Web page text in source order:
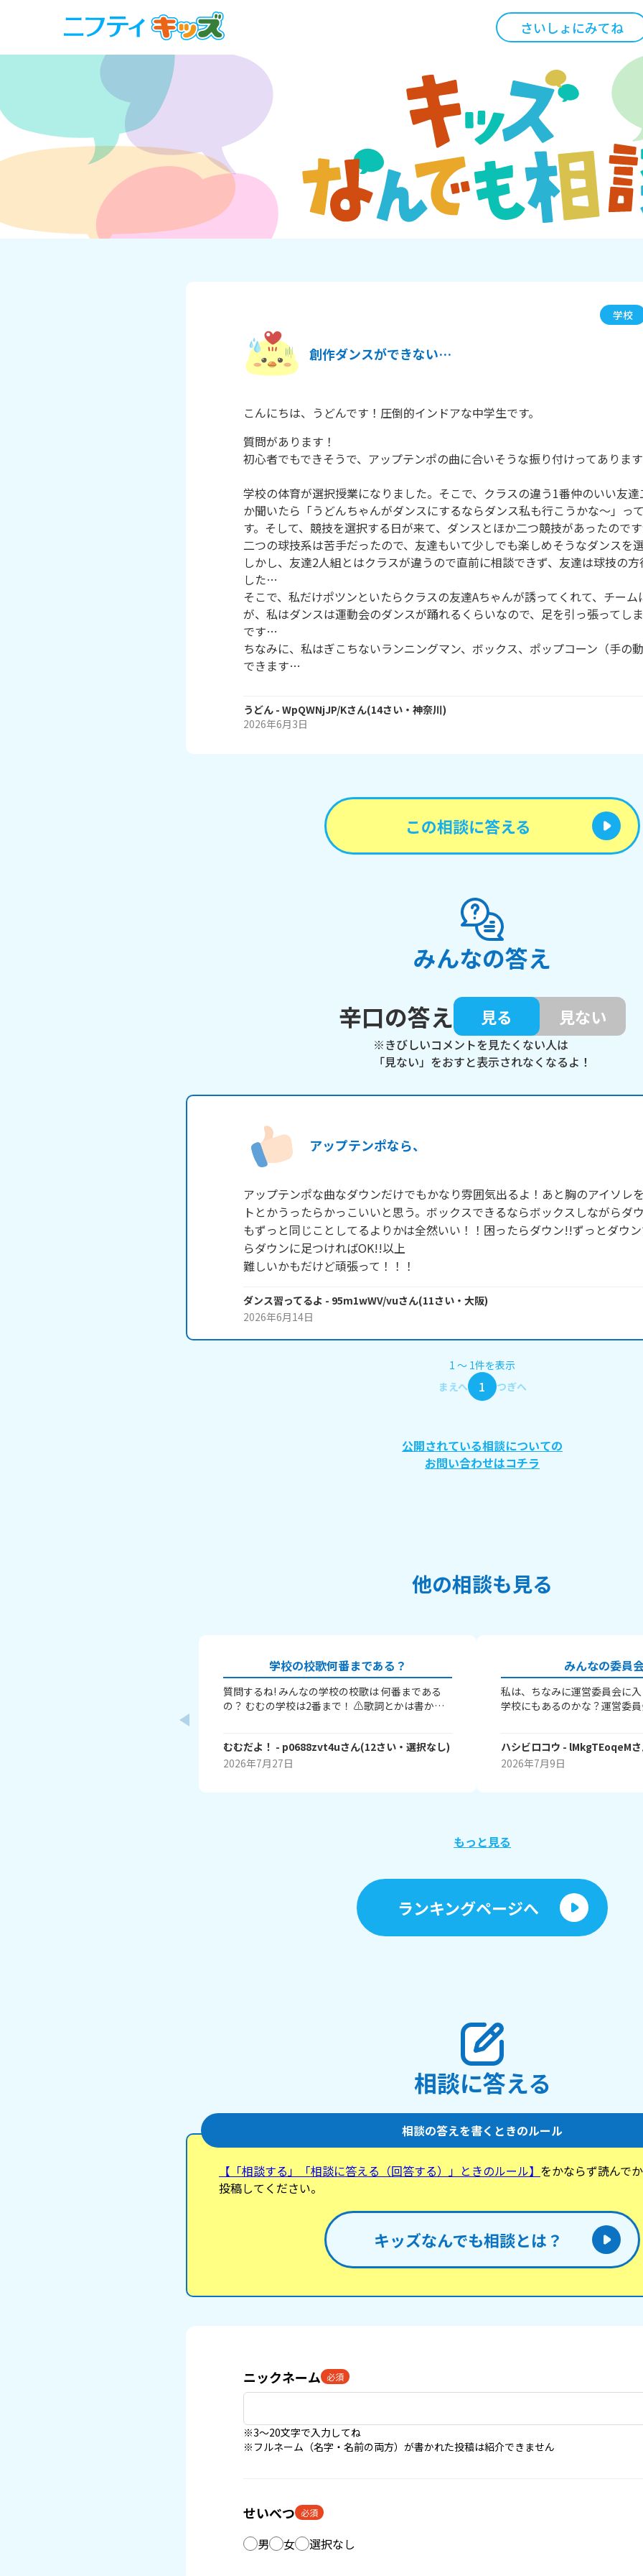
さいしょにみてね
学校
創作ダンスができない…
こんにちは、うどんです！圧倒的インドアな中学生です。
質問があります！
初心者でもできそうで、アップテンポの曲に合いそうな振り付けってありま
学校の体育が選択授業になりました。そこで、クラスの違う1番仲のいい友
か聞いたら「うどんちゃんがダンスにするならダンス私も行こうかな～」っ
す。そして、競技を選択する日が来て、ダンスとほか二つ競技があったので
二つの球技系は苦手だったので、友達もいて少しでも楽しめそうなダンスを選
しかし、友達2人組とはクラスが違うので直前に相談できず、友達は球技の方
した…
そこで、私だけポツンといたらクラスの友達Aちゃんが誘ってくれて、チーム
が、私はダンスは運動会のダンスが踊れるくらいなので、足を引っ張ってし
です…
ちなみに、私はぎこちないランニングマン、ボックス、ポップコーン（手の
うどん - WpQWNjJP/Kさん(14さい・ 神奈川)
2026年6月3日
この相談に答える
みんなの答え
辛口の答え
見る 見ない
※きびしいコメントを見たくない人は
「見ない」をおすと表示されなくなるよ！
アップテンポなら、
アップテンポな曲なダウンだけでもかなり雰囲気出るよ！あと胸のアイソレ
トとかうったらかっこいいと思う。ボックスできるならボックスしながらダ
もずっと同じことしてるよりかは全然いい！！困ったらダウン!!ずっとダウ
らダウンに足つければOK!!以上
難しいかもだけど頑張って！！！
ダンス習ってるよ - 95m1wWV/vuさん(11さい・ 大阪)
2026年6月14日
1 〜 1件を表示
まえへ
1 つぎへ
公開されている相談についての
お問い合わせはコチラ
他の相談も見る
学校の校歌何番まである？
質問するね! みんなの学校の校歌は 何番まである
の？ むむの学校は2番まで！ ⚠️歌詞とかは書かな
むむだよ！ - p0688zvt4uさん(12さい・ 選択なし)
2026年7月27日
みんなの委員
私は、ちなみに運営委員会に
学校にもあるのかな？運営委
い、学芸会で、めちゃくちゃ
やったり、委員長会を運営した
ハシビロコウ - lMkgTEoqeM
2026年7月9日
もっと見る
ランキングページへ
相談に答える
相談の答えを書くときのルール
【「相談する」「相談に答える（回答する）」ときのルール】 をかならず読んで
投稿してください。
キッズなんでも相談とは？
ニックネーム 必須
※3〜20文字で入力してね
※フルネーム（名字・名前の両方）が書かれた投稿は紹介できません
せいべつ 必須
男 女 選択なし